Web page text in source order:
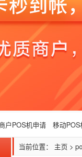
户POS机申请 移动
当前位置： 主页 >